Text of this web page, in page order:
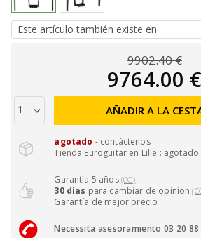
9902.40 €
9764.00 €
AÑADIR A LA
agotado - contáctenos
Tienda Euroguitar en Lille : agotado
Garantía 5 años (CG)
30 días para cambiar de opinion
Garantía de mejor precio
Necessita asesoramiento 03 20 88